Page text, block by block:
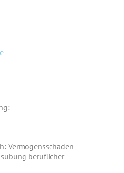
Vermögensschäden
beruflicher